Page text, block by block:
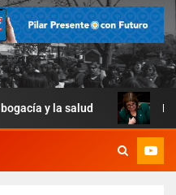
La Ley de